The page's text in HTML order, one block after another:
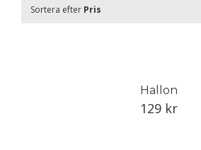
Sortera efter Pris
Hallon
129 kr